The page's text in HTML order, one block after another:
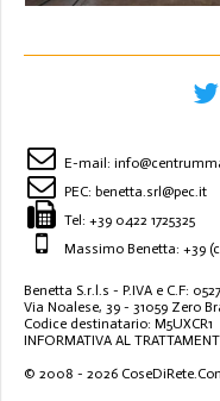
E-mail:
PEC: benetta.srl@pec.it
Tel: +39 0422 1725325
Massimo Benetta: +39
Benetta S.r.l.s - P.IVA e C.F:
Via Noalese, 39 - 31059 Zero
Codice destinatario: M5UXCR1
INFORMATIVA AL
© 2008 - 2026